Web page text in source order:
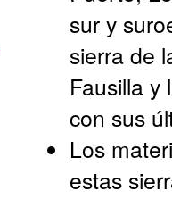
sur y
sierra de
Fausilla y
con sus
Los
estas